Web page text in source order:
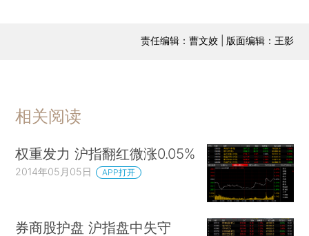
责任编辑：曹文姣 | 版面编辑：王影
相关阅读
权重发力 沪指翻红微涨0.05%
2014年05月05日 APP打开
券商股护盘 沪指盘中失守